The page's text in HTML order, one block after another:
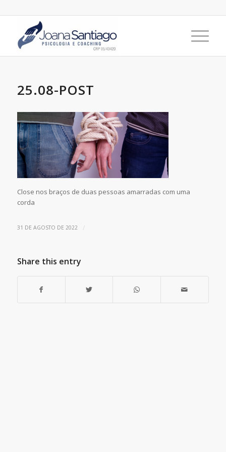
25.08-POST
Close nos braços de duas pessoas amarradas com uma
corda
31 DE AGOSTO DE 2022 /
Share this entry